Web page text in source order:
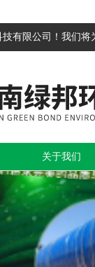
有限公司！我们将
关于我们